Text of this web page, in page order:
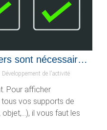
Quels formats de fichiers sont nécessaires pour pouvoir afficher votre logo sur tous les supports ?
Développement de l'activité
Pour afficher
vos supports de
il vous faut les